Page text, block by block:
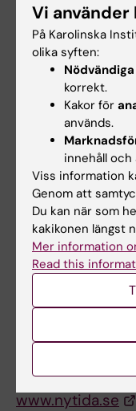
Uppsala.
med
boenden,
har skolor på
diagnoser.
gemensamt
fokus på den
önskningar. Vår
bättre en
Ambea, ett av
omsorgsföretag.
www.nytida.se
Vi använder
På Karolinska
olika syften:
Nödvändiga
korrekt.
Kakor för
används.
innehåll
Viss information
Genom att
Du kan när som
kakikonen längst
Mer information
Read this